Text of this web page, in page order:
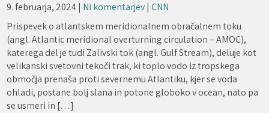
9. februarja, 2024| Ni komentarjev|CNN
Prispevek o atlantskem meridionalnem obračalnem toku
(angl. Atlantic meridional overturning circulation – AMOC),
katerega del je tudi Zalivski tok (angl. Gulf Stream), deluje kot
velikanski svetovni tekoči trak, ki toplo vodo iz tropskega
območja prenaša proti severnemu Atlantiku, kjer se voda
ohladi, postane bolj slana in potone globoko v ocean, nato pa
se usmeri in […]